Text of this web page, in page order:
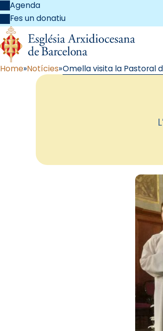
Agenda
Fes un donatiu
Home Notícies Omella visita la Pastoral